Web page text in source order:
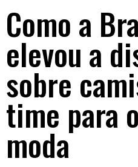
Como a
elevou a
sobre
time para
moda